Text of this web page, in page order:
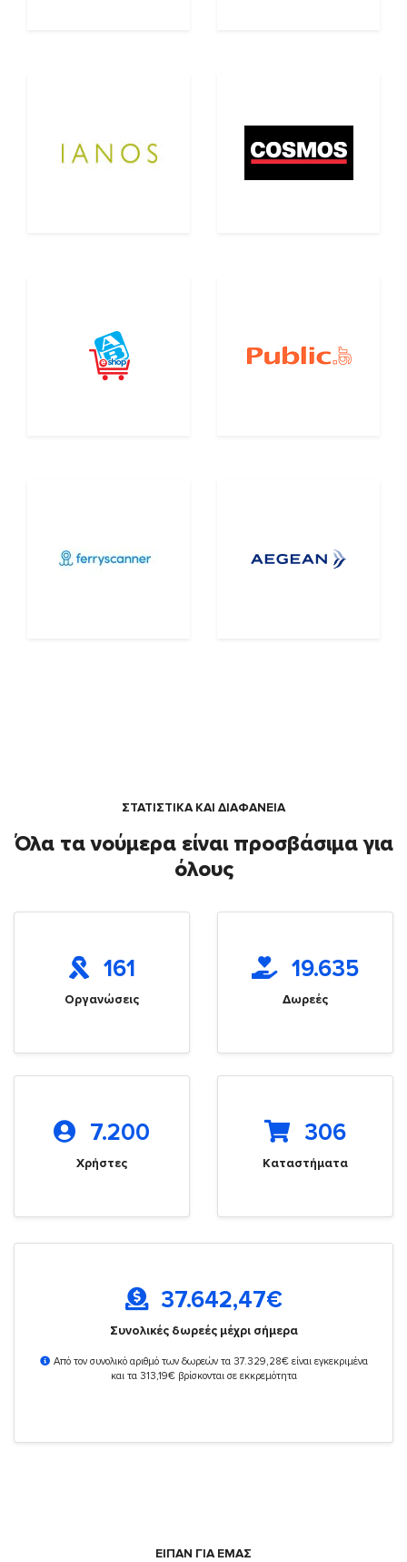
ΣΤΑΤΙΣΤΙΚΑ ΚΑΙ ΔΙΑΦΑΝΕΙΑ
Όλα τα νούμερα είναι προσβάσιμα για
όλους
161
Οργανώσεις
19.635
Δωρεές
7.200
Χρήστες
306
Καταστήματα
37.642,47€
Συνολικές δωρεές μέχρι σήμερα
Από τον συνολικό αριθμό των δωρεών τα 37.329,28€ είναι εγκεκριμένα
και τα 313,19€ βρίσκονται σε εκκρεμότητα
ΕΙΠΑΝ ΓΙΑ ΕΜΑΣ